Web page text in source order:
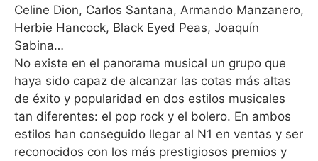
Celine Dion, Carlos Santana, Armando Manzanero,
Herbie Hancock, Black Eyed Peas, Joaquín
Sabina…
No existe en el panorama musical un grupo que
haya sido capaz de alcanzar las cotas más altas
de éxito y popularidad en dos estilos musicales
tan diferentes: el pop rock y el bolero. En ambos
estilos han conseguido llegar al N1 en ventas y ser
reconocidos con los más prestigiosos premios y